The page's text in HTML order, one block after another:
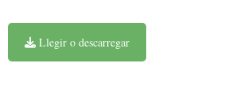
Llegir o descarregar